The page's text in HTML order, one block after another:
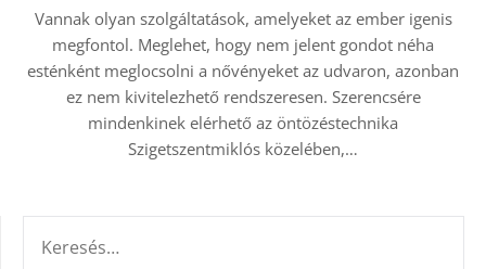
Vannak olyan szolgáltatások, amelyeket az ember igenis
megfontol. Meglehet, hogy nem jelent gondot néha
esténként meglocsolni a nővényeket az udvaron, azonban
ez nem kivitelezhető rendszeresen. Szerencsére
mindenkinek elérhető az öntözéstechnika
Szigetszentmiklós közelében,…